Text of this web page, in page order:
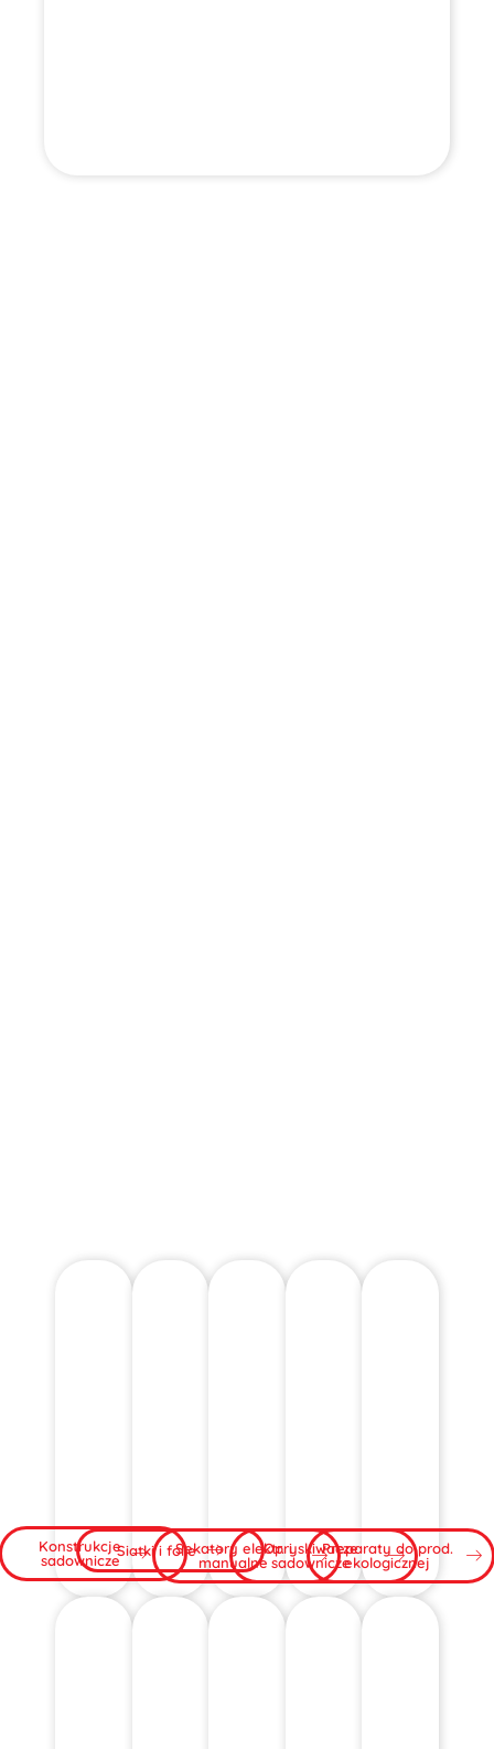
Konstrukcje
sadownicze
Siatki i folieSekatory elektr. i
manualne
Opryskiwacze
sadownicze
Preparaty do prod.
ekologicznej